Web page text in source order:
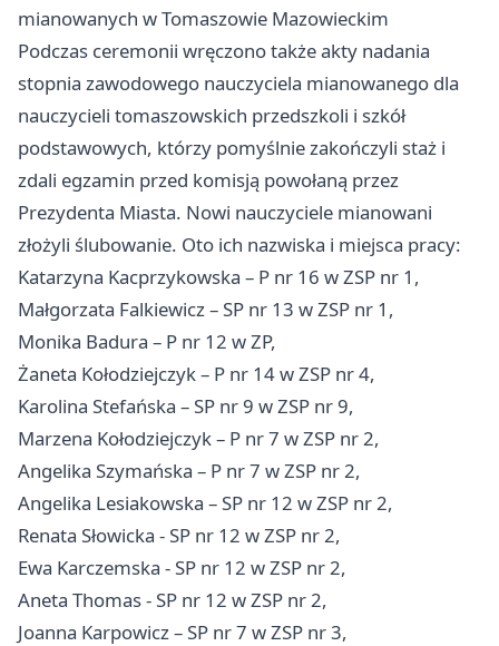
mianowanych w Tomaszowie Mazowieckim
Podczas ceremonii wręczono także akty nadania
stopnia zawodowego nauczyciela mianowanego dla
nauczycieli tomaszowskich przedszkoli i szkół
podstawowych, którzy pomyślnie zakończyli staż i
zdali egzamin przed komisją powołaną przez
Prezydenta Miasta. Nowi nauczyciele mianowani
złożyli ślubowanie. Oto ich nazwiska i miejsca pracy:
Katarzyna Kacprzykowska – P nr 16 w ZSP nr 1,
Małgorzata Falkiewicz – SP nr 13 w ZSP nr 1,
Monika Badura – P nr 12 w ZP,
Żaneta Kołodziejczyk – P nr 14 w ZSP nr 4,
Karolina Stefańska – SP nr 9 w ZSP nr 9,
Marzena Kołodziejczyk – P nr 7 w ZSP nr 2,
Angelika Szymańska – P nr 7 w ZSP nr 2,
Angelika Lesiakowska – SP nr 12 w ZSP nr 2,
Renata Słowicka - SP nr 12 w ZSP nr 2,
Ewa Karczemska - SP nr 12 w ZSP nr 2,
Aneta Thomas - SP nr 12 w ZSP nr 2,
Joanna Karpowicz – SP nr 7 w ZSP nr 3,